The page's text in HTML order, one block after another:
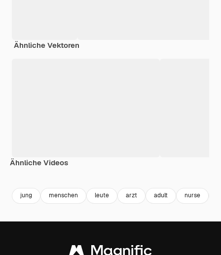
Ähnliche Vektoren
Ähnliche Videos
jung menschen leute arzt adult nurse